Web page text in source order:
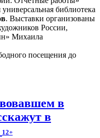
библиотека
. Выставки организованы
России,
Михаила
посещения до
в
в
12+